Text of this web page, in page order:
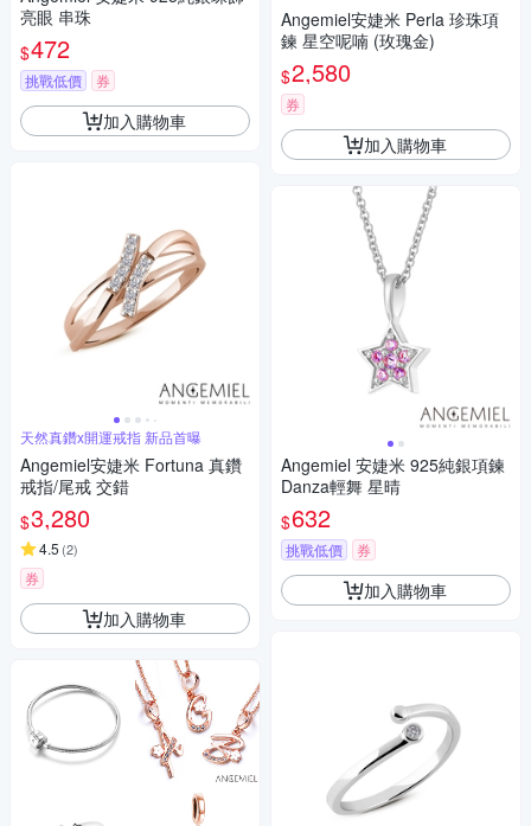
亮眼 串珠
$472
挑戰低價 券
加入購物車
天然真鑽x開運戒指 新品首曝
Angemiel安婕米 Fortuna 真鑽
戒指/尾戒 交錯
$3,280
4.5 (2)
券
加入購物車
Angemiel安婕米 Perla 珍珠項
鍊 星空呢喃 (玫瑰金)
$2,580
券
加入購物車
Angemiel 安婕米 925純銀項鍊
Danza輕舞 星晴
$632
挑戰低價 券
加入購物車